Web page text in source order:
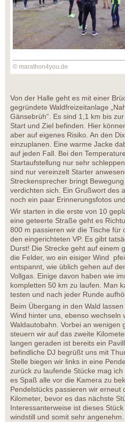
© marathon4you.de
Von der Halle geht es mit einer
gegründete Waldfreizeitanlage
Gänsebrüh“. Es sind 1,1 km bis
Start und Ziel befinden. Hier
aber auf eigenes Risiko. An den
einzuplanen. Eine warme Jacke
auf jeden Fall. Bei den
Startaufstellung nur sehr
sind nur vereinzelt Starter
Streckensprecher bringt
verdichten sich. Ein Grußwort des
noch ein paar Erinnerungsfotos
Wir starten in die erste von 10
eine geteerte Straße geht es
800 m passieren wir die Tische für
den eingerichteten VP. Es gibt
Durst! Die Strecke geht auf einem
die Felder, wo ein eisiger Wind
entspannt, wie üblich gehen auf
Vollgas. Einige davon haben wie
kompletten 50 km zu laufen. Man
testen und nach jeder Runde
Beim Übergang in den Wald
Wind hinter uns, ebenso wechseln
Waldautobahn. Vorbei an wenigen
steuern wir auf das zweite
langen geraden ist bereits ein
befindliche DJ begrüßt uns mit
Stelle biegen wir links in eine
zurück zu laufende Stücke mag
es Spaß alle vor die Kamera zu
Pendelstücks passieren wir erneut
Kilometer, bevor es das nächste
Interessanterweise ist dieses
windstill und somit sehr angenehm.